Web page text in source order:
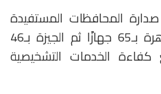
المحافظات المستفيدة
بعدد 126 جهازًا، تلتها القاهرة بـ65 جهازًا ثم الجيزة بـ46
الخدمات التشخيصية